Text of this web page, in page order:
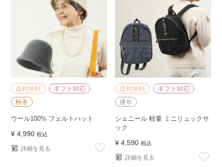
送料無料
ギフト対応
秋冬
ウール100% フェルトハット
¥ 4,990 税込
詳細を見る
送料無料
ギフト対応
通年
シェニール 軽量 ミニリュックサ
ック
¥ 4,590 税込
詳細を見る